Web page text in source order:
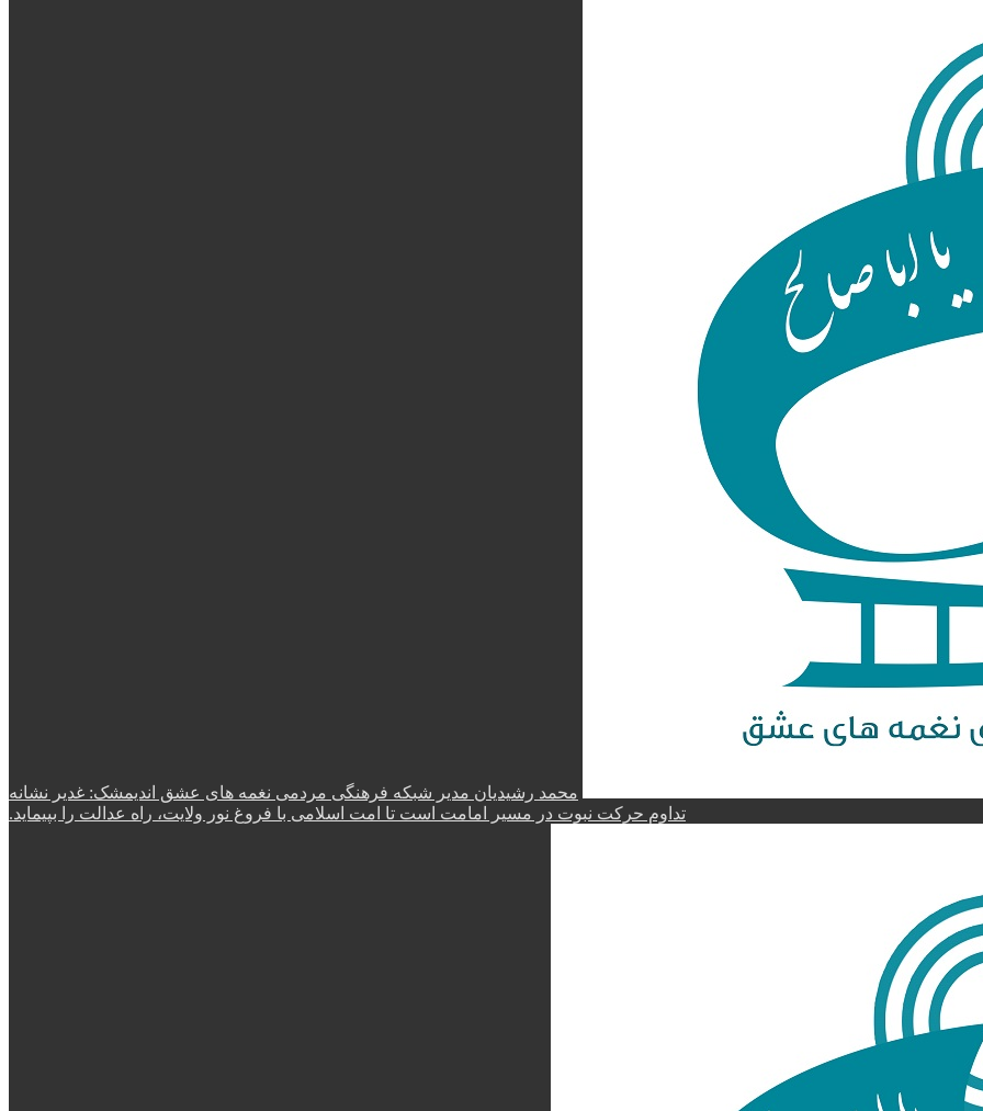
محمد رشیدیان مدیر شبکه فرهنگی مردمی نغمه های عشق اندیمشک: غدیر نشانه
تداوم حرکت نبوت در مسیر امامت است تا امت اسلامی با فروغ نور ولایت، راه عدالت را بپیماید.